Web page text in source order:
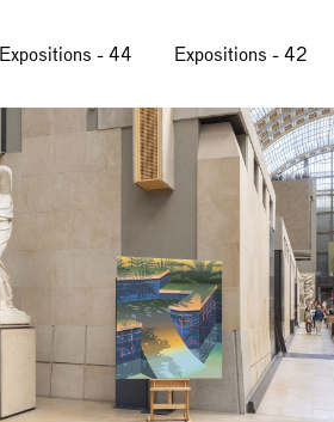
Expositions - 44 Expositions - 42